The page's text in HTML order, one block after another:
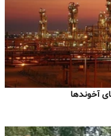
آخوندها